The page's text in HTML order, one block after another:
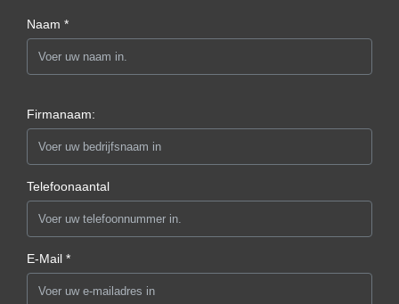
Naam *
Firmanaam:
Telefoonaantal
E-Mail *